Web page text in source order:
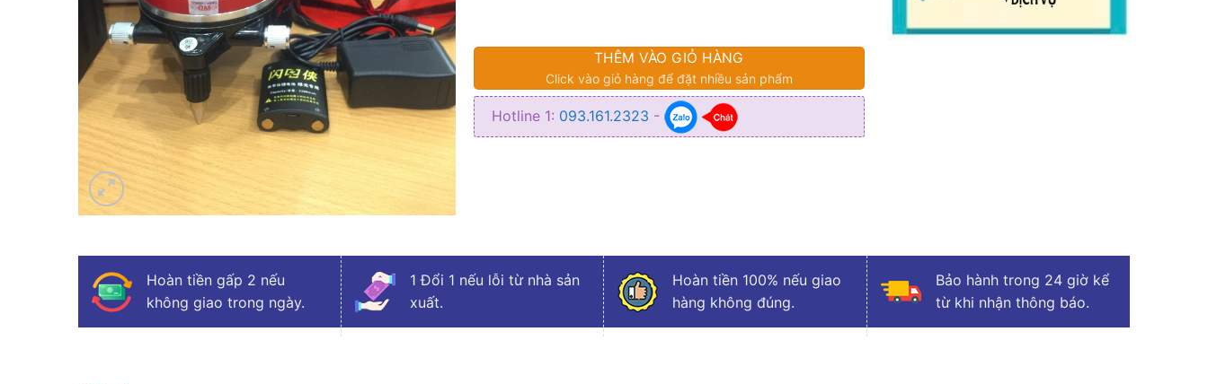
THÊM VÀO GIỎ HÀNG
Click vào giỏ hàng để đặt nhiều sản phẩm
Hotline 1: 093.161.2323 -
Hoàn tiền gấp 2 nếu
không giao trong ngày.
1 Đổi 1 nếu lỗi từ nhà sản
xuất.
Hoàn tiền 100% nếu giao
hàng không đúng.
Bảo hành trong 24 giờ kể
từ khi nhận thông báo.